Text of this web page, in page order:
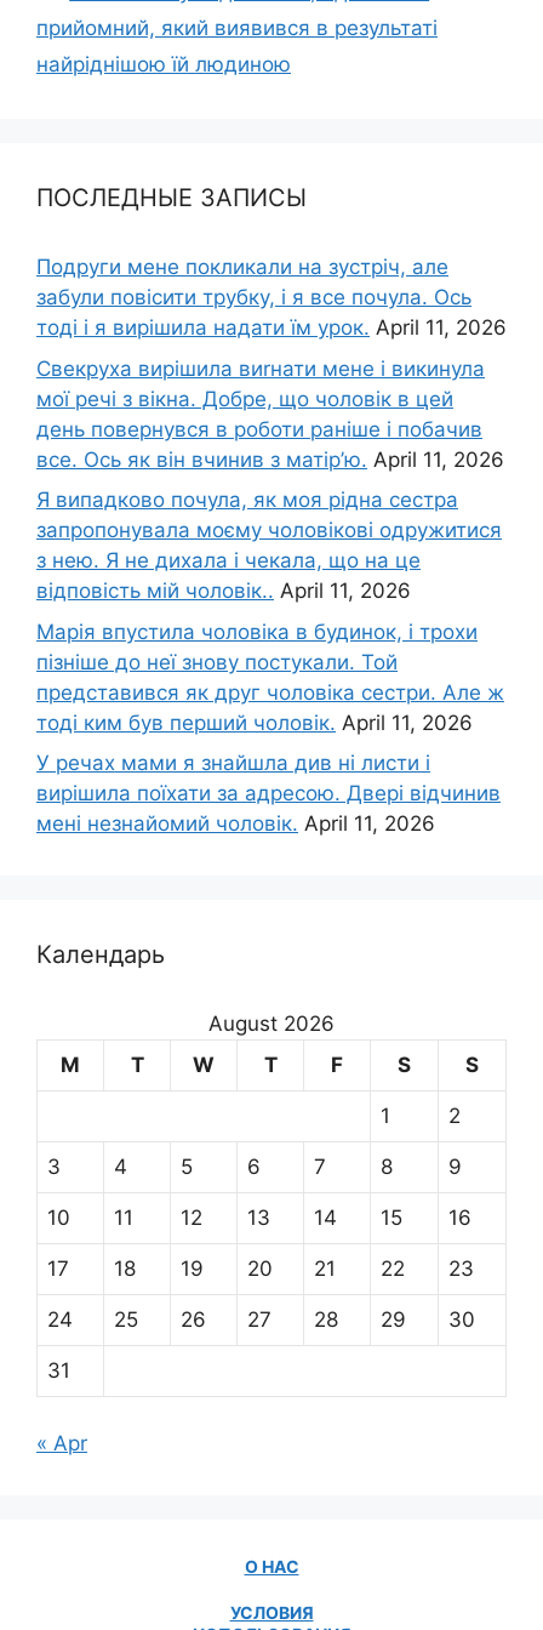
прийомний, який виявився в результаті
найріднішою їй людиною
ПОСЛЕДНЫЕ ЗАПИСЫ
Подруги мене покликали на зустріч, але
забули повісити трубку, і я все почула. Ось
тоді і я вирішила надати їм урок. April 11, 2026
Свекруха вирішила виrнати мене і викинула
мої речі з вікна. Добре, що чоловік в цей
день повернувся в роботи раніше і побачив
все. Ось як він вчинив з матір’ю. April 11, 2026
Я випадково почула, як моя рідна сестра
запропонувала моєму чоловікові одружитися
з нею. Я не дихала і чекала, що на це
відповість мій чоловік.. April 11, 2026
Марія впустила чоловіка в будинок, і трохи
пізніше до неї знову постукали. Той
представився як друг чоловіка сестри. Але ж
тоді ким був перший чоловік. April 11, 2026
У речах мами я знайшла див ні листи і
вирішила поїхати за адресою. Двері відчинив
мені незнайомий чоловік. April 11, 2026
Календарь
August 2026
M
T W T F S S
1 2
3 4 5 6 7 8 9
10 11 12 13 14 15 16
17 18 19 20 21 22 23
24 25 26 27 28 29 30
31
« Apr
О НАС
УСЛОВИЯ